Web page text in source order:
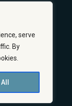
serve
By
JOINDRE